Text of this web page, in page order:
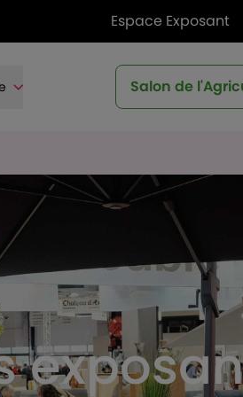
Espace Exposant
Salon de